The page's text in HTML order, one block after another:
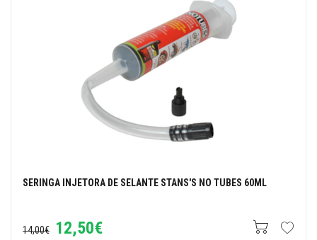
SERINGA INJETORA DE SELANTE STANS'S NO TUBES 60ML
14,00€ 12,50€